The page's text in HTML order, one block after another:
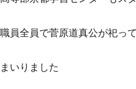
員全員で菅原道真公が祀っ
いりました